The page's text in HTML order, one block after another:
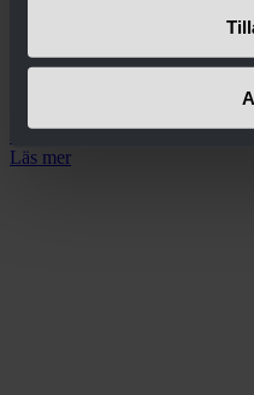
Football Friday Cup
spelas den 13 juni.
Läs mer